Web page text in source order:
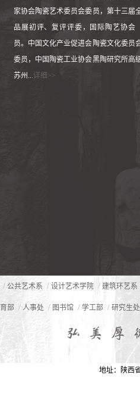
家协会陶瓷艺术委员会委员，第十三届
品展初评、复评评委，国际陶艺协会
员。中国文化产业促进会陶瓷文化委员
委员，中国陶瓷工业协会黑陶研究所高
苏州...详细>>
/ 公共艺术系 / 设计艺术学院 / 建筑环艺系
部 / 人事处 / 图书馆 / 学工部 / 研究生处
地址：陕西